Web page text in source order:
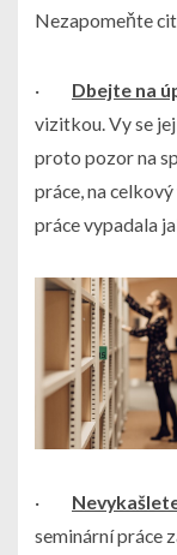
Nezapomeňte
· Dbejte na
vizitkou. Vy se
proto pozor na
práce, na
práce vypadala
·
seminární práce